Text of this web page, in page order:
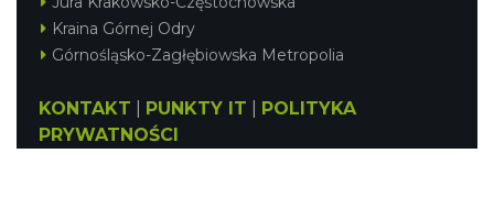
Kraina Górnej Odry
Górnośląsko-Zagłębiowska Metropolia
KONTAKT PUNKTY IT
POLITYKA
PRYWATNOŚCI